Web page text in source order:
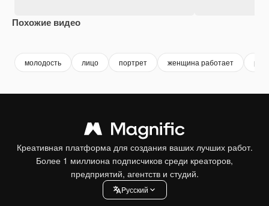
Похожие видео
молодость лицо портрет женщина работает
Креативная платформа для создания ваших лучших работ.
Более 1 миллиона подписчиков среди креаторов,
предприятий, агентств и студий.
Pусский